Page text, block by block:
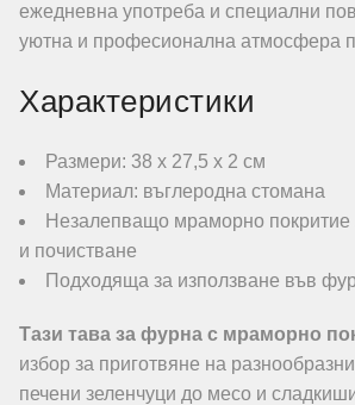
ежедневна употреба и специални
уютна и професионална атмосфера
Характеристики
Размери: 38 х 27,5 х 2 см
Материал: въглеродна стомана
Незалепващо мраморно покритие
и почистване
Подходяща за използване във
Тази тава за фурна с мраморно
избор за приготвяне на
печени зеленчуци до месо и